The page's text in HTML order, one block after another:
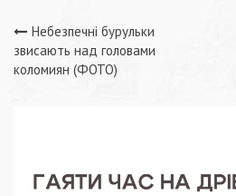
Навігація
записів
Небезпечні бурульки
звисають над головами
коломиян (ФОТО)